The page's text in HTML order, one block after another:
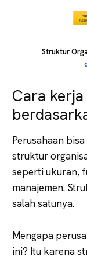
Struktur
Cara
Perusahaan
struktur
seperti ukuran,
manajemen.
salah satunya.
Mengapa
ini? Itu karena